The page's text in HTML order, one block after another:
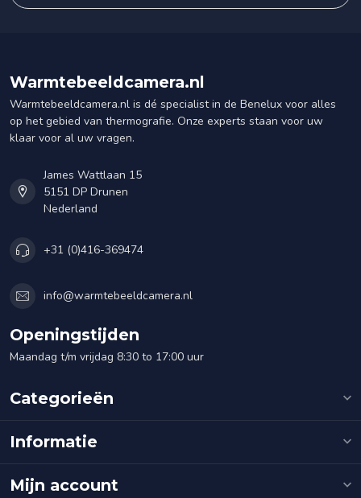
Warmtebeeldcamera.nl
Warmtebeeldcamera.nl is dé specialist in de Benelux voor alles
op het gebied van thermografie. Onze experts staan voor uw
klaar voor al uw vragen.
James Wattlaan 15
5151 DP Drunen
Nederland
+31 (0)416-369474
info@warmtebeeldcamera.nl
Openingstijden
Maandag t/m vrijdag 8:30 to 17:00 uur
Categorieën
Informatie
Mijn account